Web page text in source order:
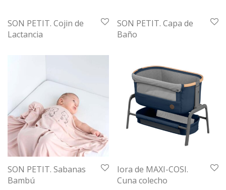
SON PETIT. Cojin de
Lactancia
SON PETIT. Capa de
Baño
SON PETIT. Sabanas
Bambú
Iora de MAXI-COSI.
Cuna colecho